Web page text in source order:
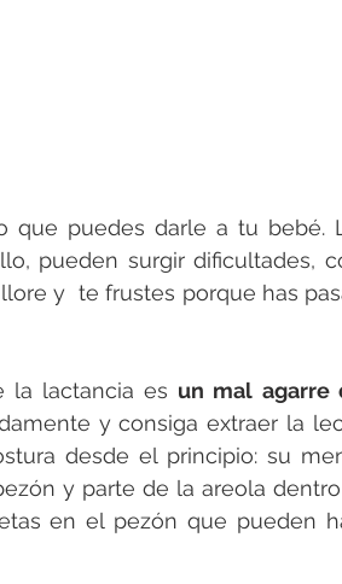
puedes darle a tu bebé.
pueden surgir dificultades,
y  te frustes porque has
la lactancia es un mal
y consiga extraer la
desde el principio: su
y parte de la areola
en el pezón que pueden